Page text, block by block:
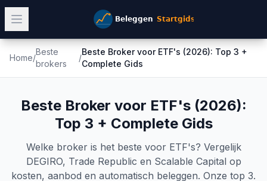
Home/
Beste
brokers
/
Beste Broker voor ETF's (2026): Top 3 +
Complete Gids
Beste Broker voor ETF's (2026):
Top 3 + Complete Gids
Welke broker is het beste voor ETF's? Vergelijk
DEGIRO, Trade Republic en Scalable Capital op
kosten, aanbod en automatisch beleggen. Onze top 3.